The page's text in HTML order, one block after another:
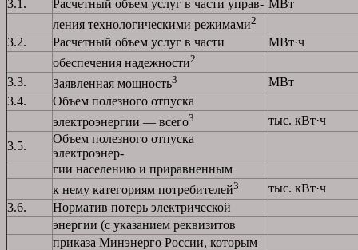
3.1.
Расчетный объем услуг в части управ- МВт
ления технологическими режимами2
3.2. Расчетный объем услуг в части
МВт·ч
обеспечения надежности2
3.3. Заявленная мощность3
МВт
3.4.
Объем полезного отпуска
электроэнергии — всего3
тыс. кВт·ч
3.5.
Объем полезного отпуска
электроэнер-
гии населению и приравненным
к нему категориям потребителей3
тыс. кВт·ч
3.6.
Норматив потерь электрической
энергии (с указанием реквизитов
приказа Минэнерго России, которым